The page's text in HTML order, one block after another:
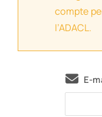
compte
l’ADACL.
E-